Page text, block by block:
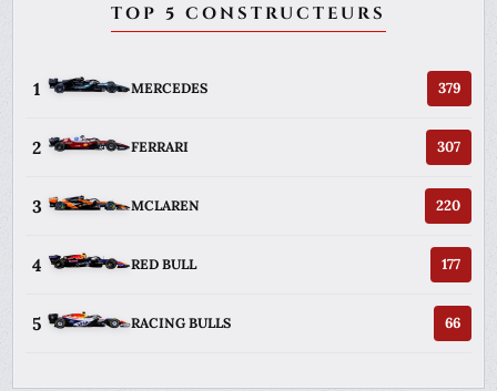
TOP 5 CONSTRUCTEURS
1 MERCEDES 379
2 FERRARI 307
3 MCLAREN 220
4 RED BULL 177
5 RACING BULLS 66